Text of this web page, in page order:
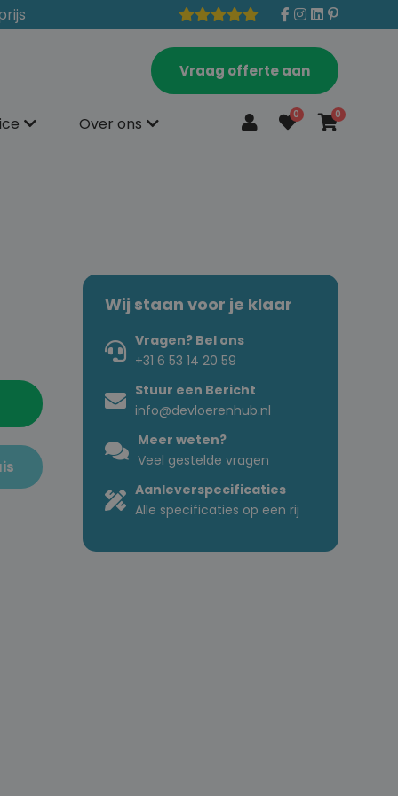
Vraag offerte aan
Over ons 0 0
Wij staan voor je klaar
Vragen? Bel ons
+31 6 53 14 20 59
Stuur een Bericht
info@devloerenhub.nl
Meer weten?
Veel gestelde vragen
Aanleverspecificaties
Alle specificaties op een rij